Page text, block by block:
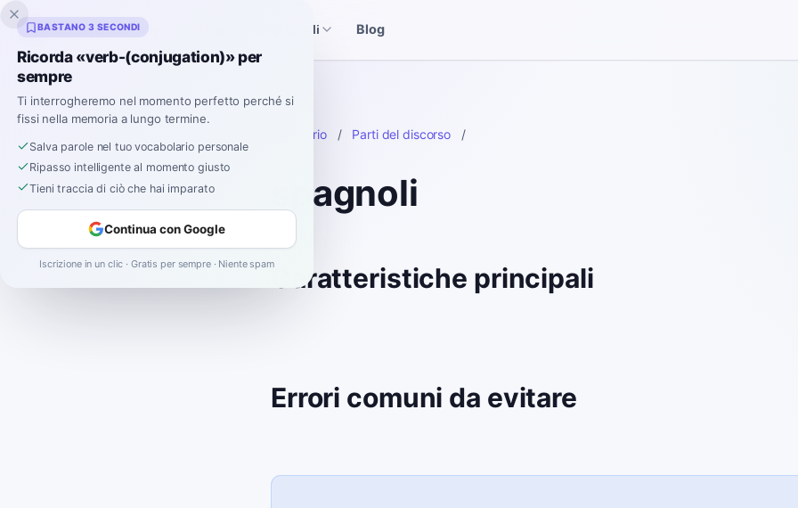
Inklingo Storie Strumenti Spagnoli Blog
Dizionario / Parti del discorso /
spagnoli
Caratteristiche principali
Errori comuni da evitare
BASTANO 3 SECONDI
Ricorda «verb-(conjugation)» per
sempre
Ti interrogheremo nel momento perfetto perché si
fissi nella memoria a lungo termine.
Salva parole nel tuo vocabolario personale
Ripasso intelligente al momento giusto
Tieni traccia di ciò che hai imparato
Continua con Google
Iscrizione in un clic · Gratis per sempre · Niente spam